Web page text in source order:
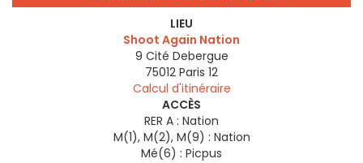
LIEU
Shoot Again Nation
9 Cité Debergue
75012 Paris 12
Calcul d'itinéraire
ACCÈS
RER A : Nation
M(1), M(2), M(9) : Nation
Mé(6) : Picpus